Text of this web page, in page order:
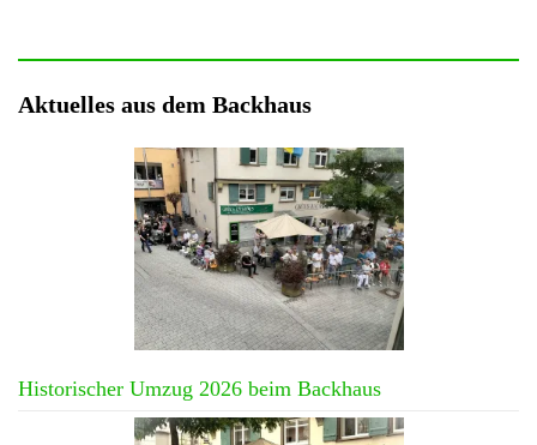
Aktuelles aus dem Backhaus
Historischer Umzug 2026 beim Backhaus